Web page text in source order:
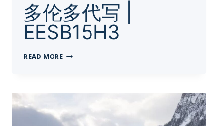
多伦多代写 |
EESB15H3
READ MORE多
写
EESB15H3